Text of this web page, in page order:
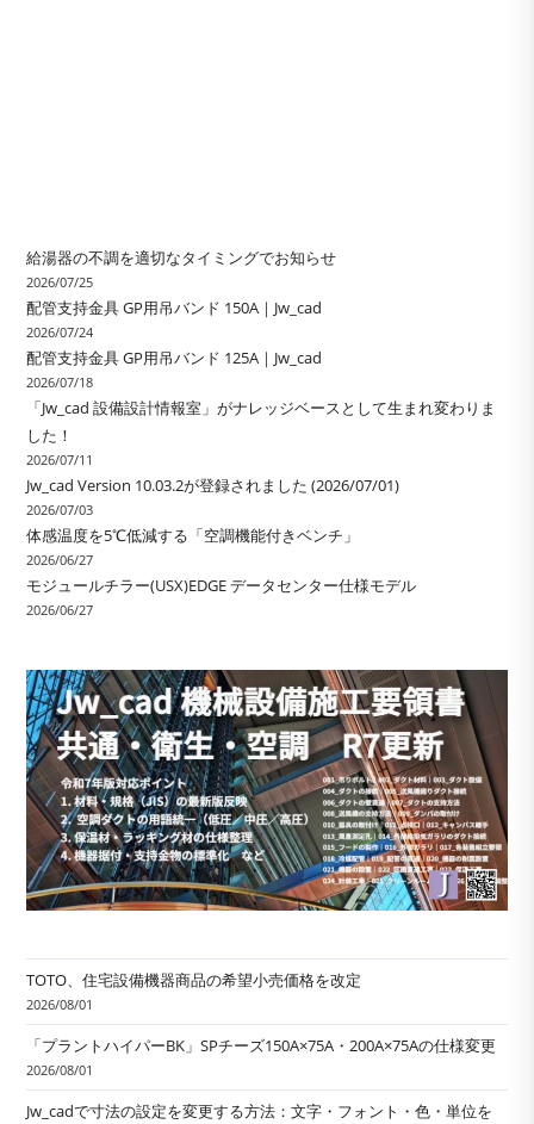
給湯器の不調を適切なタイミングでお知らせ
2026/07/25
配管支持金具 GP用吊バンド 150A｜Jw_cad
2026/07/24
配管支持金具 GP用吊バンド 125A｜Jw_cad
2026/07/18
「Jw_cad 設備設計情報室」がナレッジベースとして生まれ変わりま
した！
2026/07/11
Jw_cad Version 10.03.2が登録されました (2026/07/01)
2026/07/03
体感温度を5℃低減する「空調機能付きベンチ」
2026/06/27
モジュールチラー(USX)EDGE データセンター仕様モデル
2026/06/27
TOTO、住宅設備機器商品の希望小売価格を改定
2026/08/01
「プラントハイパーBK」SPチーズ150A×75A・200A×75Aの仕様変更
2026/08/01
Jw_cadで寸法の設定を変更する方法：文字・フォント・色・単位を